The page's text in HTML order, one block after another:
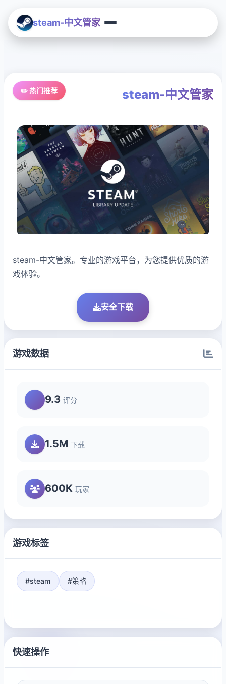
steam-中文管家
✏️ 热门推荐 steam-中文管家
steam-中文管家。专业的游戏平台，为您提供优质的游
戏体验。
安全下载
游戏数据
9.3 评分
1.5M 下载
600K 玩家
游戏标签
#steam #策略
快速操作